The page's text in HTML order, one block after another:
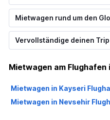
Mietwagen rund um den
Vervollständige deinen Trip
Mietwagen am Flughafen
Mietwagen in Kayseri
Mietwagen in Nevsehir